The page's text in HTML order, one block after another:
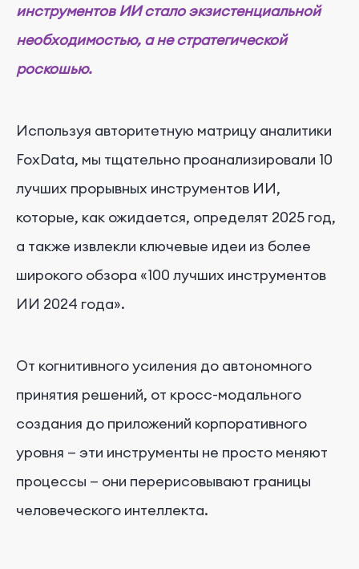
инструментов ИИ стало экзистенциальной
необходимостью, а не стратегической
роскошью.
Используя авторитетную матрицу аналитики
FoxData, мы тщательно проанализировали 10
лучших прорывных инструментов ИИ,
которые, как ожидается, определят 2025 год,
а также извлекли ключевые идеи из более
широкого обзора «100 лучших инструментов
ИИ 2024 года».
От когнитивного усиления до автономного
принятия решений, от кросс-модального
создания до приложений корпоративного
уровня — эти инструменты не просто меняют
процессы — они перерисовывают границы
человеческого интеллекта.